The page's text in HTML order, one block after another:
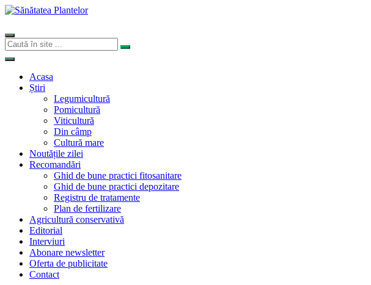
Acasa
Știri
Legumicultură
Pomicultură
Viticultură
Din câmp
Cultură mare
Noutățile zilei
Recomandări
Ghid de bune practici fitosanitare
Ghid de bune practici depozitare
Registru de tratamente
Plan de fertilizare
Agricultură conservativă
Editorial
Interviuri
Abonare newsletter
Oferta de publicitate
Contact